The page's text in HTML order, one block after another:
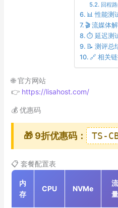
回程
📊 性能测
🎬 流媒体
⏱️ 延迟测
📝 测评总
🔗 相关
🌐 官方网站
👉 https://lisahost.com/
💰 优惠码
🎁 9折优惠码： TS-
📋 套餐配置表
内
存
CPU NVMe
流
量